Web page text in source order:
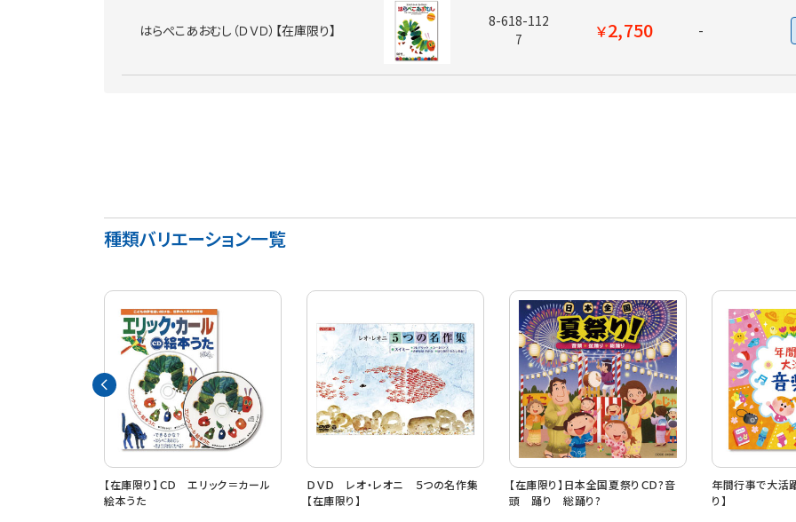
はらぺこあおむし（ＤＶＤ）【在庫限り】
8-618-112
7
￥2,750 -
種類バリエーション一覧
【在庫限り】ＣＤ エリック＝カール
絵本うた
ＤＶＤ レオ・レオニ ５つの名作集
【在庫限り】
【在庫限り】日本全国夏祭りＣＤ?音
頭 踊り 総踊り?
年間行事で大活
り】